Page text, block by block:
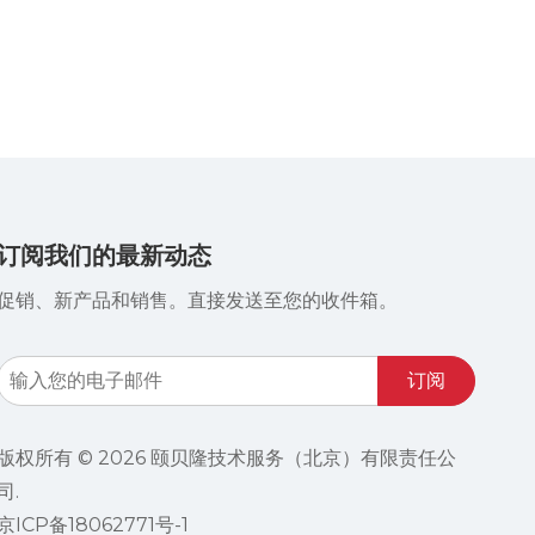
阅我们的最新动态
销、新产品和销售。直接发送至您的收件箱。
订阅
权所有 © 2026颐贝隆技术服务（北京）有限责任公
.
ICP备18062771号-1